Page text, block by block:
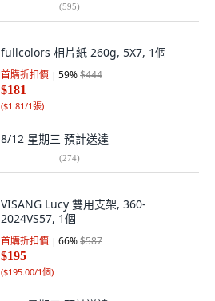
(595)
fullcolors 相片紙 260g, 5X7, 1個
首購折扣價 59%$444
$181
($1.81/1張)
8/12 星期三 預計送達
(274)
VISANG Lucy 雙用支架, 360-
2024VS57, 1個
首購折扣價 66%$587
$195
($195.00/1個)